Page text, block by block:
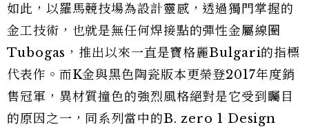
如此，以羅馬競技場為設計靈感，透過獨門掌握的
金工技術，也就是無任何焊接點的彈性金屬線圈
Tubogas，推出以來一直是寶格麗Bulgari的指標
代表作。而K金與黑色陶瓷版本更榮登2017年度銷
售冠軍，異材質撞色的強烈風格絕對是它受到矚目
的原因之一，同系列當中的B. zero 1 Design